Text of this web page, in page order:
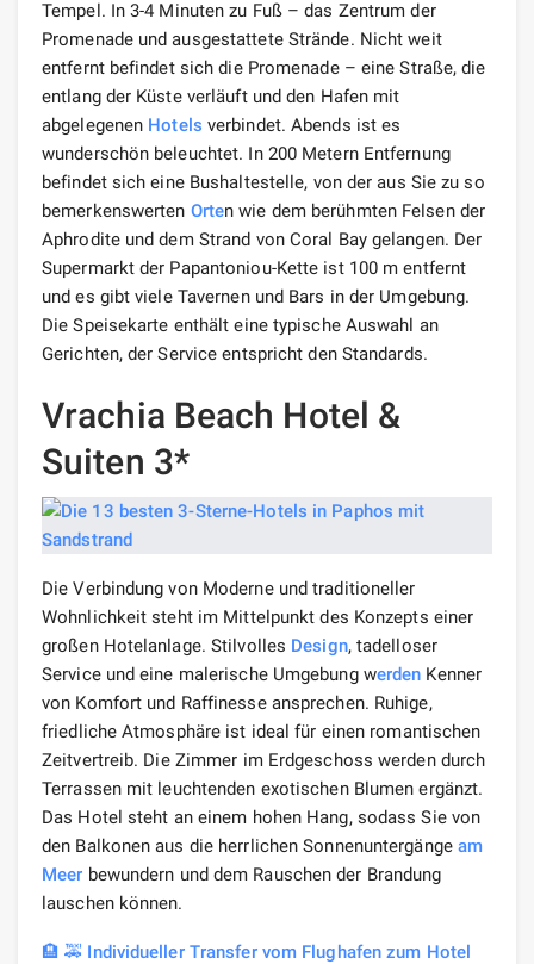
Tempel. In 3-4 Minuten zu Fuß – das Zentrum der
Promenade und ausgestattete Strände. Nicht weit
entfernt befindet sich die Promenade – eine Straße, die
entlang der Küste verläuft und den Hafen mit
abgelegenen Hotels verbindet. Abends ist es
wunderschön beleuchtet. In 200 Metern Entfernung
befindet sich eine Bushaltestelle, von der aus Sie zu so
bemerkenswerten Orten wie dem berühmten Felsen der
Aphrodite und dem Strand von Coral Bay gelangen. Der
Supermarkt der Papantoniou-Kette ist 100 m entfernt
und es gibt viele Tavernen und Bars in der Umgebung.
Die Speisekarte enthält eine typische Auswahl an
Gerichten, der Service entspricht den Standards.
Vrachia Beach Hotel &
Suiten 3*
Die Verbindung von Moderne und traditioneller
Wohnlichkeit steht im Mittelpunkt des Konzepts einer
großen Hotelanlage. Stilvolles Design, tadelloser
Service und eine malerische Umgebung werden Kenner
von Komfort und Raffinesse ansprechen. Ruhige,
friedliche Atmosphäre ist ideal für einen romantischen
Zeitvertreib. Die Zimmer im Erdgeschoss werden durch
Terrassen mit leuchtenden exotischen Blumen ergänzt.
Das Hotel steht an einem hohen Hang, sodass Sie von
den Balkonen aus die herrlichen Sonnenuntergänge am
Meer bewundern und dem Rauschen der Brandung
lauschen können.
🏨 🚕 Individueller Transfer vom Flughafen zum Hotel